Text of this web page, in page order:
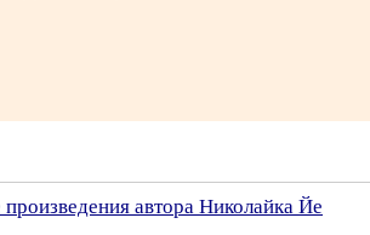
автора Николайка Йе